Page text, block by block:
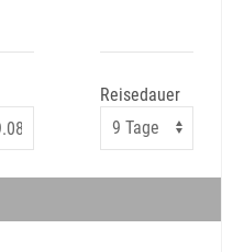
Reisedauer